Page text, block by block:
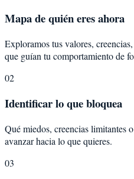
Mapa de quién eres ahora
Exploramos tus valores,
que guían tu comportamiento de
02
Identificar lo que bloquea
Qué miedos, creencias limitantes
avanzar hacia lo que quieres.
03